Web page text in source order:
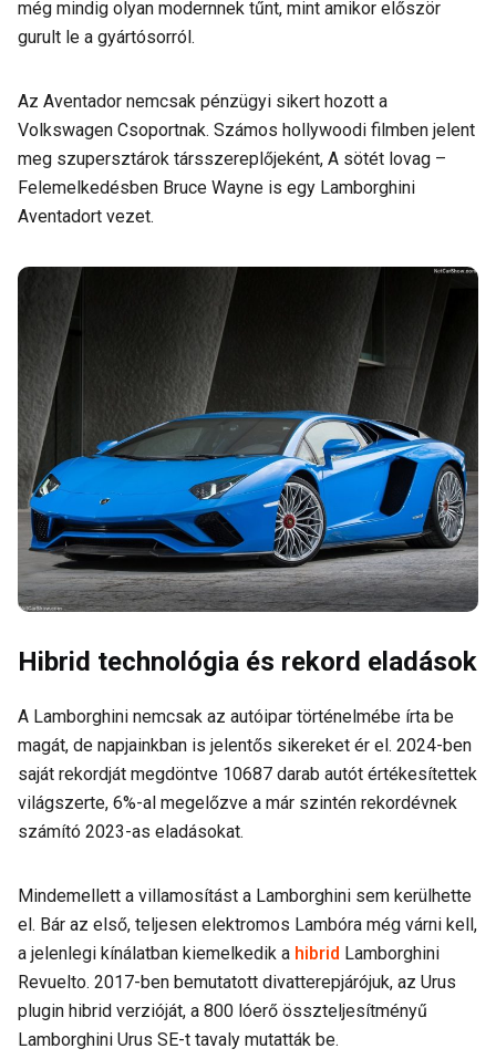
még mindig olyan modernnek tűnt, mint amikor először
gurult le a gyártósorról.
Az Aventador nemcsak pénzügyi sikert hozott a
Volkswagen Csoportnak. Számos hollywoodi filmben jelent
meg szupersztárok társszereplőjeként, A sötét lovag –
Felemelkedésben Bruce Wayne is egy Lamborghini
Aventadort vezet.
Hibrid technológia és rekord eladások
A Lamborghini nemcsak az autóipar történelmébe írta be
magát, de napjainkban is jelentős sikereket ér el. 2024-ben
saját rekordját megdöntve 10687 darab autót értékesítettek
világszerte, 6%-al megelőzve a már szintén rekordévnek
számító 2023-as eladásokat.
Mindemellett a villamosítást a Lamborghini sem kerülhette
el. Bár az első, teljesen elektromos Lambóra még várni kell,
a jelenlegi kínálatban kiemelkedik a hibrid Lamborghini
Revuelto. 2017-ben bemutatott divatterepjárójuk, az Urus
plugin hibrid verzióját, a 800 lóerő összteljesítményű
Lamborghini Urus SE-t tavaly mutatták be.